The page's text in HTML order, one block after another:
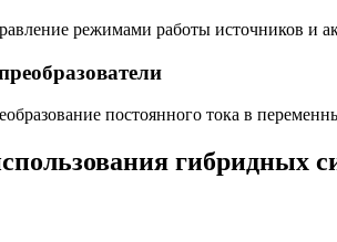
режимами работы источников и
постоянного тока в
гибридных